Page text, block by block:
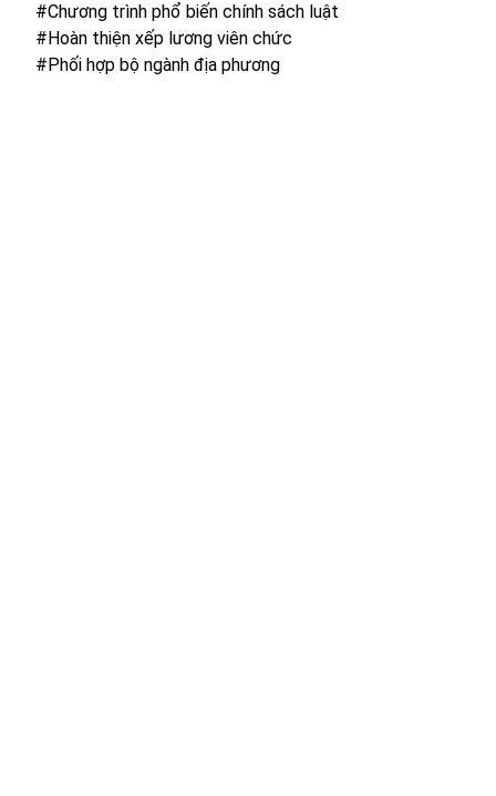
#Chương trình phổ biến chính sách luật
#Hoàn thiện xếp lương viên chức
#Phối hợp bộ ngành địa phương